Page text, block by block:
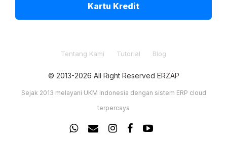
Kartu Kredit
Tentang Kami Tutorial Blog
© 2013-2026 All Right Reserved ERZAP
Sejak 2013 melayani UKM Indonesia dengan sistem ERP cloud
terpercaya